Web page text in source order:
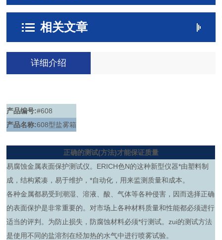
相关文章
详细介绍
产品编号:#608
产品名称:608型盐雾箱
正确的测试(方法)才能保证质量
易腐蚀金属表面保护测试仪。ERICH色N的这种新型仪器*由塑料制
成，结构紧凑，易于维护，*自动化，用来监测质量和成本。
各种金属都易受到潮湿、溶液、酸、气体等各种侵害，因而选择正确
的表面保护是非常重要的。对市场上各种材料质量和性能都必须进行
适当的评判。为防止损失，防腐蚀材料必须*行测试。zui的测试方法
是使用不同的盐溶剂在经加热的水气中进行喷雾试验。